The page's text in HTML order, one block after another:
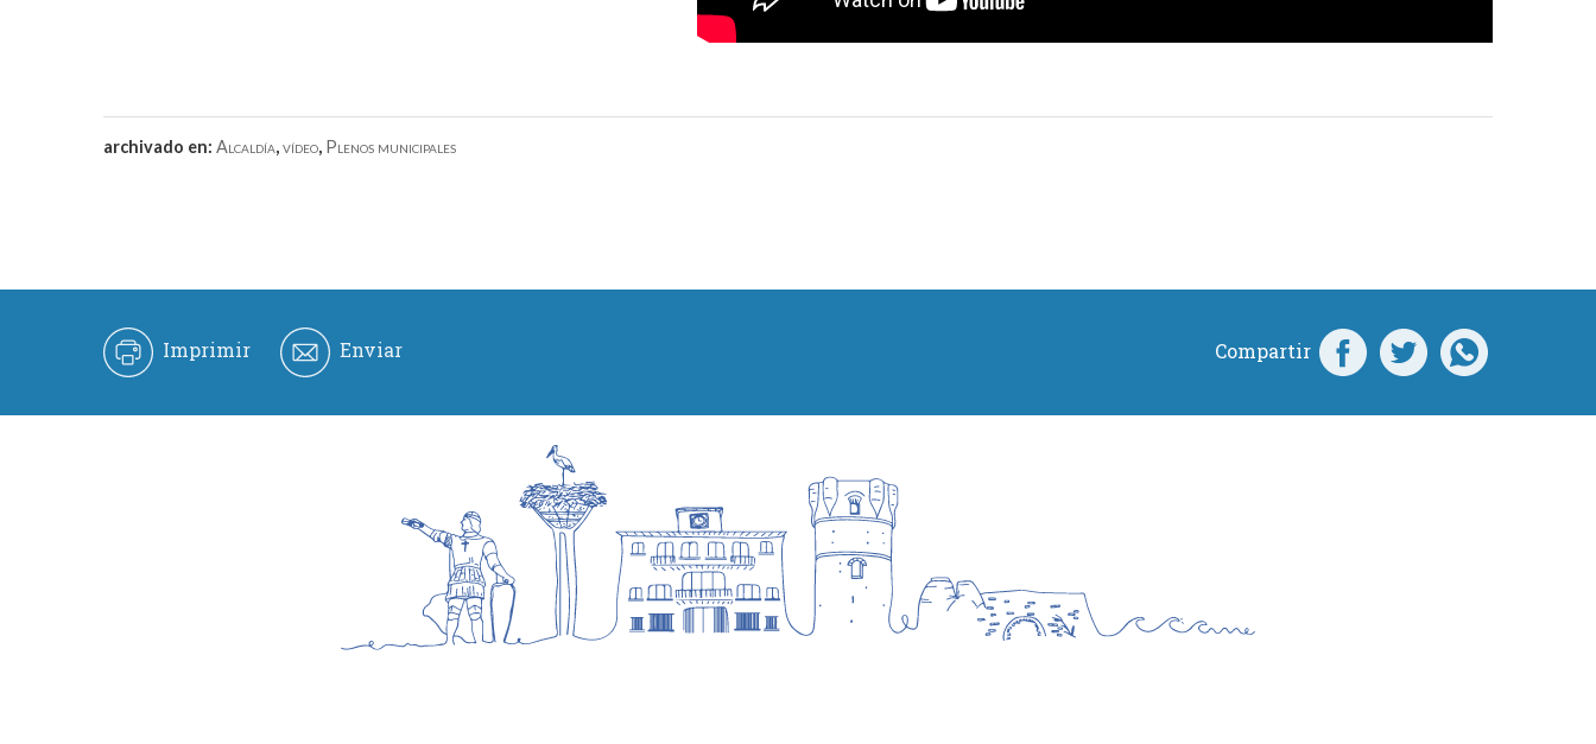
archivado en: Alcaldía,vídeo, Plenos municipales
Imprimir Enviar Compartir